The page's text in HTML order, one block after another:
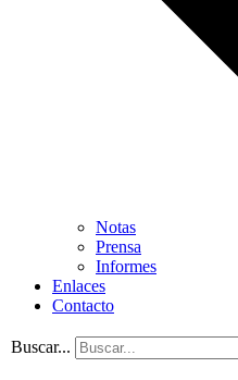
Notas
Prensa
Informes
Enlaces
Contacto
Buscar...